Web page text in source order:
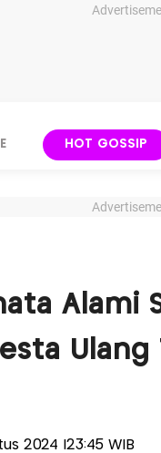
HOT GOSSIP
Alami
Ulang
2024 |23:45 WIB